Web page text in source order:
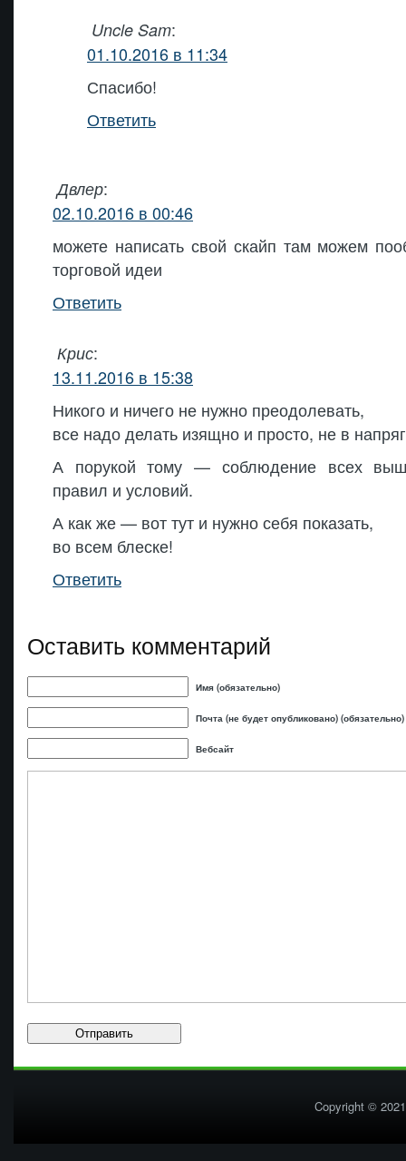
Uncle Sam:
01.10.2016 в 11:34
Спасибо!
Ответить
Двлер:
02.10.2016 в 00:46
можете написать свой скайп там можем
торговой идеи
Ответить
Крис:
13.11.2016 в 15:38
Никого и ничего не нужно преодолевать,
все надо делать изящно и просто, не в
А порукой тому — соблюдение всех
правил и условий.
А как же — вот тут и нужно себя показать,
во всем блеске!
Ответить
Оставить комментарий
Имя (обязательно)
Почта (не будет опубликовано) (обязательно)
Вебсайт
Copyright ©